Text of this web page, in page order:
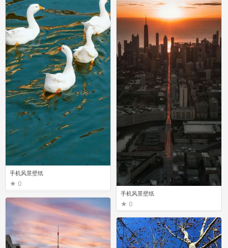
手机风景壁纸
0
手机风景壁纸
0